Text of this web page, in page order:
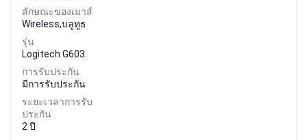
ลักษณะของเมาส์
Wireless,บลูทูธ
รุ่น
Logitech G603
การรับประกัน
มีการรับประกัน
ระยะเวลาการรับ
ประกัน
2 ปี